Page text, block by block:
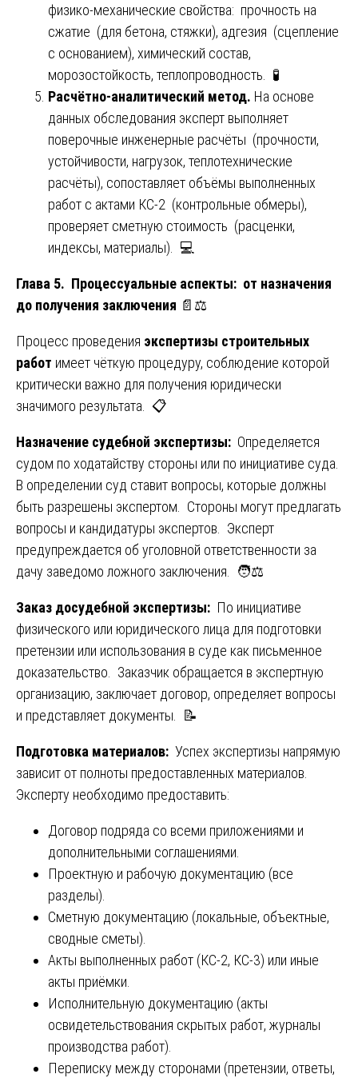
физико-механические свойства: прочность на
сжатие (для бетона, стяжки), адгезия (сцепление
с основанием), химический состав,
морозостойкость, теплопроводность. 🧪
Расчётно-аналитический метод. На основе
данных обследования эксперт выполняет
поверочные инженерные расчёты (прочности,
устойчивости, нагрузок, теплотехнические
расчёты), сопоставляет объёмы выполненных
работ с актами КС-2 (контрольные обмеры),
проверяет сметную стоимость (расценки,
индексы, материалы). 💻
Глава 5. Процессуальные аспекты: от назначения
до получения заключения 📄⚖️
Процесс проведения экспертизы строительных
работ имеет чёткую процедуру, соблюдение которой
критически важно для получения юридически
значимого результата. 📋
Назначение судебной экспертизы: Определяется
судом по ходатайству стороны или по инициативе суда.
В определении суд ставит вопросы, которые должны
быть разрешены экспертом. Стороны могут предлагать
вопросы и кандидатуры экспертов. Эксперт
предупреждается об уголовной ответственности за
дачу заведомо ложного заключения. 🧑⚖️
Заказ досудебной экспертизы: По инициативе
физического или юридического лица для подготовки
претензии или использования в суде как письменное
доказательство. Заказчик обращается в экспертную
организацию, заключает договор, определяет вопросы
и представляет документы. 📝
Подготовка материалов: Успех экспертизы напрямую
зависит от полноты предоставленных материалов.
Эксперту необходимо предоставить:
Договор подряда со всеми приложениями и
дополнительными соглашениями.
Проектную и рабочую документацию (все
разделы).
Сметную документацию (локальные, объектные,
сводные сметы).
Акты выполненных работ (КС-2, КС-3) или иные
акты приёмки.
Исполнительную документацию (акты
освидетельствования скрытых работ, журналы
производства работ).
Переписку между сторонами (претензии, ответы,